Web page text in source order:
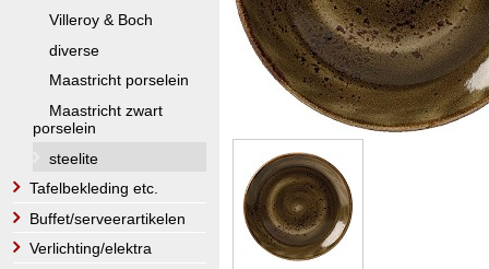
Villeroy & Boch
diverse
Maastricht porselein
Maastricht zwart
porselein
steelite
Tafelbekleding etc.
Buffet/serveerartikelen
Verlichting/elektra